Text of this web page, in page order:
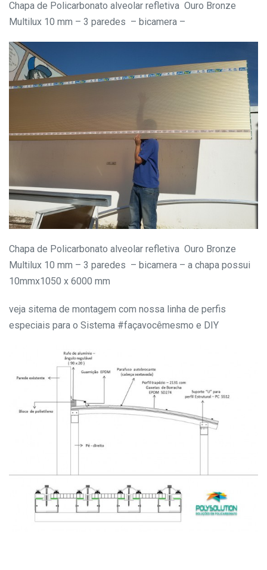
Chapa de Policarbonato alveolar refletiva Ouro Bronze
Multilux 10 mm – 3 paredes – bicamera –
Chapa de Policarbonato alveolar refletiva Ouro Bronze
Multilux 10 mm – 3 paredes – bicamera – a chapa possui
10mmx1050 x 6000 mm
veja sitema de montagem com nossa linha de perfis
especiais para o Sistema #façavocêmesmo e DIY